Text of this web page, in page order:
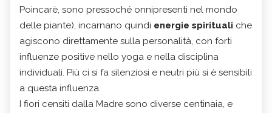
Poincarè, sono pressoché onnipresenti nel mondo
delle piante), incarnano quindi energie spirituali che
agiscono direttamente sulla personalità, con forti
influenze positive nello yoga e nella disciplina
individuali. Più ci si fa silenziosi e neutri più si è sensibili
a questa influenza.
I fiori censiti dalla Madre sono diverse centinaia, e